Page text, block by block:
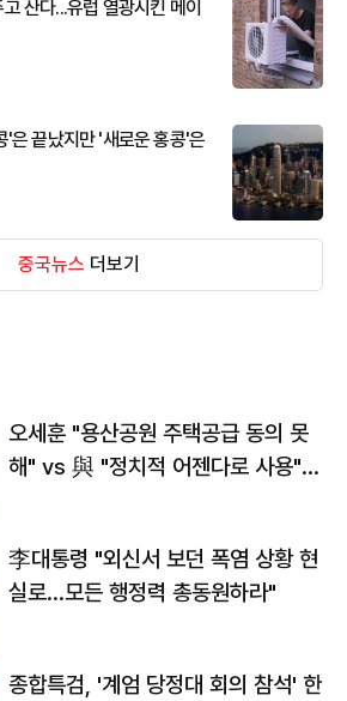
산다...유럽 열광시킨 메이
'은 끝났지만 '새로운 홍콩'은
중국뉴스 더보기
오세훈 "용산공원 주택공급 동의 못
해" vs 與 "정치적 어젠다로 사용"
李대통령 "외신서 보던 폭염 상황 현
실로…모든 행정력 총동원하라"
종합특검, '계엄 당정대 회의 참석' 한